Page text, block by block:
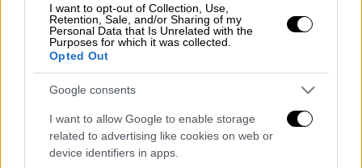
I want to opt-out of Collection, Use,
Retention, Sale, and/or Sharing of my
Personal Data that Is Unrelated with the
Purposes for which it was collected.
Opted Out
Google consents
I want to allow Google to enable storage
related to advertising like cookies on web or
device identifiers in apps.
διαδικτύου δεν σημαίνει απαγόρευση,
αλλά ούτε και κατάχρηση
Κόσμος|31.12.2024 11:16
Οι Χούθι αναλαμβάνουν την ευθύνη
για δύο πυραυλικές επιθέσεις κατά
του Ισραήλ